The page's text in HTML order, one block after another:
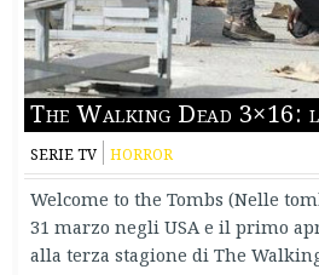
The Walking Dead 3×16:
SERIE TV HORROR
Welcome to the Tombs (Nelle
31 marzo negli USA e il primo
alla terza stagione di The